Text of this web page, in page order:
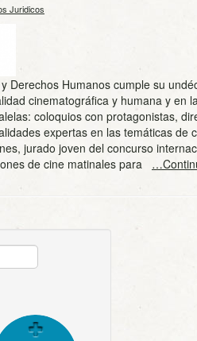
Juridicos
Derechos Humanos cumple su
cinematográfica y humana y en
coloquios con protagonistas,
expertas en las temáticas de
jurado joven del concurso
de cine matinales para